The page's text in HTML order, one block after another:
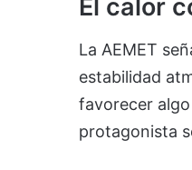
El calor
La AEMET
estabilidad
favorecer
protagonista